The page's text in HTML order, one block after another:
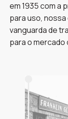
em 1935 com a
para uso,
vanguarda de
para o mercado